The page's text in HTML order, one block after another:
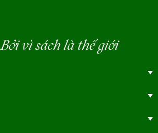
Bởi vì sách là thế giới